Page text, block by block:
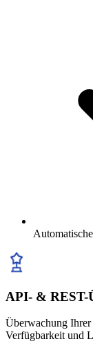
API- & REST-
Überwachung
Verfügbarkeit und